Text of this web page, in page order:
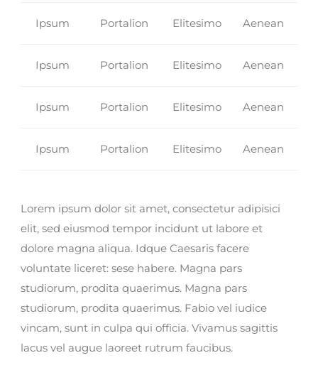
Ipsum Portalion Elitesimo Aenean
Ipsum Portalion Elitesimo Aenean
Ipsum Portalion Elitesimo Aenean
Ipsum Portalion Elitesimo Aenean
Lorem ipsum dolor sit amet, consectetur adipisici
elit, sed eiusmod tempor incidunt ut labore et
dolore magna aliqua. Idque Caesaris facere
voluntate liceret: sese habere. Magna pars
studiorum, prodita quaerimus. Magna pars
studiorum, prodita quaerimus. Fabio vel iudice
vincam, sunt in culpa qui officia. Vivamus sagittis
lacus vel augue laoreet rutrum faucibus.